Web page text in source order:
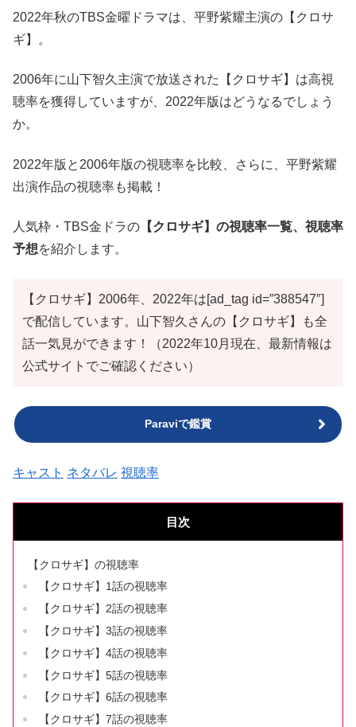
2022年秋のTBS金曜ドラマは、平野紫耀主演の【クロサ
ギ】。
2006年に山下智久主演で放送された【クロサギ】は高視
聴率を獲得していますが、2022年版はどうなるでしょう
か。
2022年版と2006年版の視聴率を比較、さらに、平野紫耀
出演作品の視聴率も掲載！
人気枠・TBS金ドラの 【クロサギ】の視聴率一覧、視聴率
予想を紹介します。
【クロサギ】2006年、2022年は[ad_tag id=”388547″]
で配信しています。山下智久さんの【クロサギ】も全
話一気見ができます！（2022年10月現在、最新情報は
公式サイトでご確認ください）
Paraviで鑑賞
キャスト ネタバレ 視聴率
目次
【クロサギ】の視聴率
【クロサギ】1話の視聴率
【クロサギ】2話の視聴率
【クロサギ】3話の視聴率
【クロサギ】4話の視聴率
【クロサギ】5話の視聴率
【クロサギ】6話の視聴率
【クロサギ】7話の視聴率